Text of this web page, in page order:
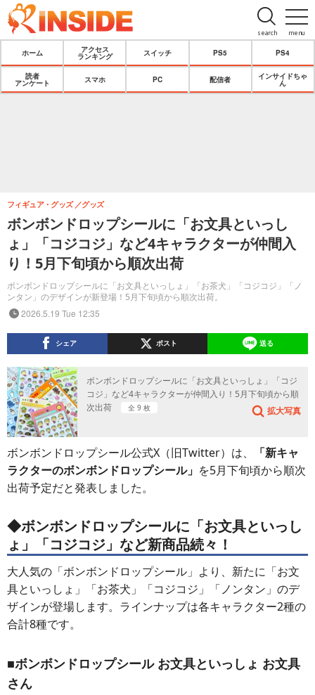
menu
search
ホーム
アクセス
ランキング
スイッチ PS5 PS4
読者
アンケート
スマホ PC 配信者
インサイドちゃ
ん
ボンボンドロップシールに「お文具といっし
ょ」「コジコジ」など4キャラクターが仲間入
り！5月下旬頃から順次出荷
ボンボンドロップシールに「お文具といっしょ」「お茶犬」「コジコジ」「ノ
ンタン」のデザインが新登場！5月下旬頃から順次出荷。
フィギュア・グッズ グッズ
2026.5.19 Tue 12:35
シェア ポスト 送る
ボンボンドロップシールに「お文具といっしょ」「コジ
コジ」など4キャラクターが仲間入り！5月下旬頃から順
次出荷
全 9 枚 拡大写真
ボンボンドロップシール公式X（旧Twitter）は、
「新キャ
ラクターのボンボンドロップシール」 を5月下旬頃から順次
出荷予定だと発表しました。
◆ボンボンドロップシールに「お文具といっし
ょ」「コジコジ」など新商品続々！
大人気の「ボンボンドロップシール」より、新たに「お文
具といっしょ」「お茶犬」「コジコジ」「ノンタン」のデ
ザインが登場します。ラインナップは各キャラクター2種の
合計8種です。
■ボンボンドロップシール お文具といっしょ お文具
さん